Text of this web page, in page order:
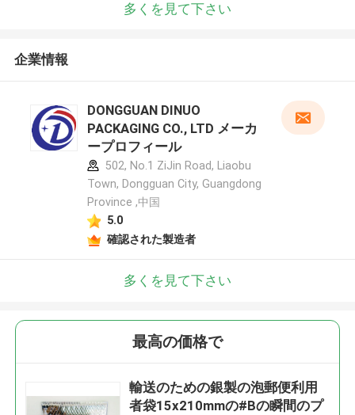
多くを見て下さい
企業情報
DONGGUAN DINUO
PACKAGING CO., LTD メーカ
ープロフィール
502, No.1 ZiJin Road, Liaobu
Town, Dongguan City, Guangdong
Province ,中国
5.0
確認された製造者
多くを見て下さい
最高の価格で
輸送のための銀製の泡郵便利用
者袋15x210mmの#Bの瞬間のプ